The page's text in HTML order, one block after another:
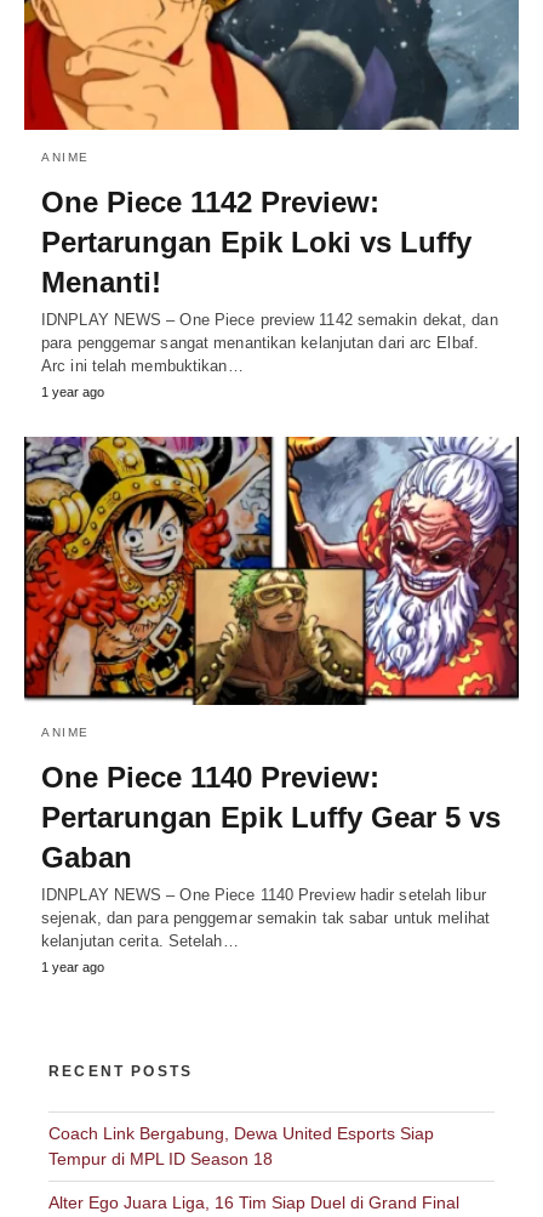
ANIME
One Piece 1142 Preview:
Pertarungan Epik Loki vs Luffy
Menanti!
IDNPLAY NEWS – One Piece preview 1142 semakin dekat, dan
para penggemar sangat menantikan kelanjutan dari arc Elbaf.
Arc ini telah membuktikan…
1 year ago
ANIME
One Piece 1140 Preview:
Pertarungan Epik Luffy Gear 5 vs
Gaban
IDNPLAY NEWS – One Piece 1140 Preview hadir setelah libur
sejenak, dan para penggemar semakin tak sabar untuk melihat
kelanjutan cerita. Setelah…
1 year ago
RECENT POSTS
Coach Link Bergabung, Dewa United Esports Siap
Tempur di MPL ID Season 18
Alter Ego Juara Liga, 16 Tim Siap Duel di Grand Final